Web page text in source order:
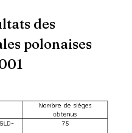
des
polonaises